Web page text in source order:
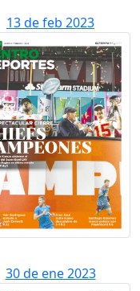
13 de feb 2023
30 de ene 2023